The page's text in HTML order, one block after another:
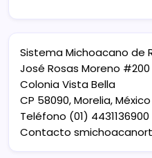
Sistema Michoacano de
José Rosas Moreno #200
Colonia Vista Bella
CP 58090, Morelia, México
Teléfono (01) 4431136900
Contacto